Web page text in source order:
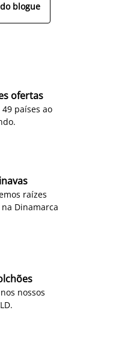
blogue
ofertas
países ao
raízes
Dinamarca
nossos